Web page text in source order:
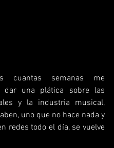
cuantas semanas me
dar una plática sobre las
y la industria musical,
uno que no hace nada y
redes todo el día, se vuelve